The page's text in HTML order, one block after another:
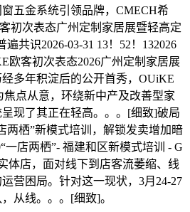
五金系统引领品牌，CMECH希
初次表态广州定制家居展暨轻高定
遍共识2026-03-31 13！52！132026
欧客初次表态2026广州定制家居展
多年积淀后的公开首秀，OUiKE
焦点从意，环绕新中产及改善型家
现了其正在轻高。。。[细致]破局
两栖”新模式培训，解锁发卖增加暗
一店两栖”- 福建和区新模式培训 - G
体店，面对线下到店客流萎缩、线
营困局。针对这一现状，3月24-27
从线。。。[细致]。